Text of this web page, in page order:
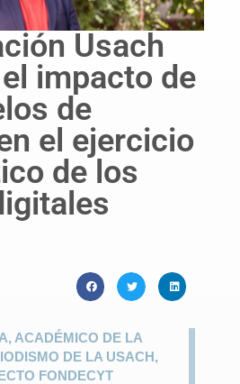
Usach
impacto de
de
el ejercicio
de los
ACADÉMICO DE LA
DE LA USACH,
FONDECYT